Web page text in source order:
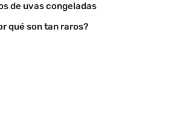
de uvas congeladas
qué son tan raros?